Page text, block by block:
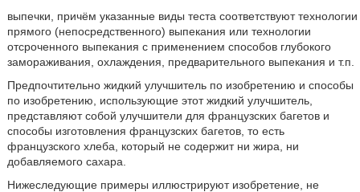
выпечки, причём указанные виды теста соответствуют технологии
прямого (непосредственного) выпекания или технологии
отсроченного выпекания с применением способов глубокого
замораживания, охлаждения, предварительного выпекания и т.п.
Предпочтительно жидкий улучшитель по изобретению и способы
по изобретению, использующие этот жидкий улучшитель,
представляют собой улучшители для французских багетов и
способы изготовления французских багетов, то есть
французского хлеба, который не содержит ни жира, ни
добавляемого сахара.
Нижеследующие примеры иллюстрируют изобретение, не